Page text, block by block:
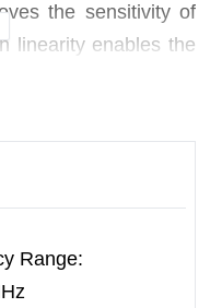
the sensitivity of
linearity enables the
are required
Range: